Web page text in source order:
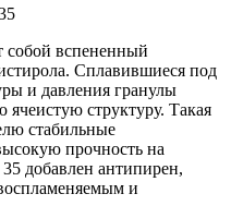
собой вспененный
Сплавившиеся под
и давления гранулы
структуру. Такая
стабильные
прочность на
добавлен антипирен,
и